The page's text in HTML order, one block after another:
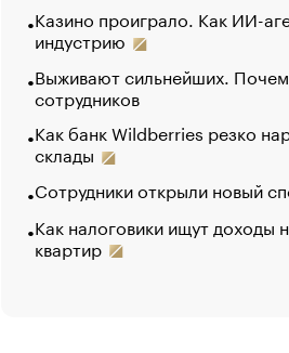
Казино проиграло. Как ИИ-
индустрию
Выживают сильнейших.
сотрудников
Как банк Wildberries резко
склады
Сотрудники открыли новый
Как налоговики ищут доходы
квартир